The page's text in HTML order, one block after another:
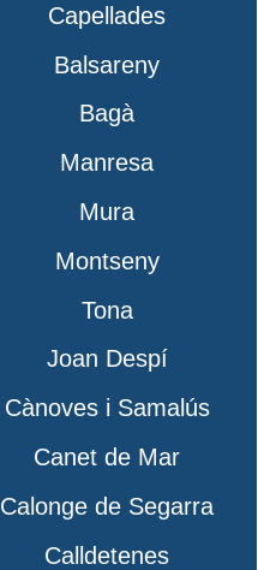
Capellades
Balsareny
Bagà
Manresa
Mura
Montseny
Tona
Joan Despí
Cànoves i Samalús
Canet de Mar
Calonge de Segarra
Calldetenes